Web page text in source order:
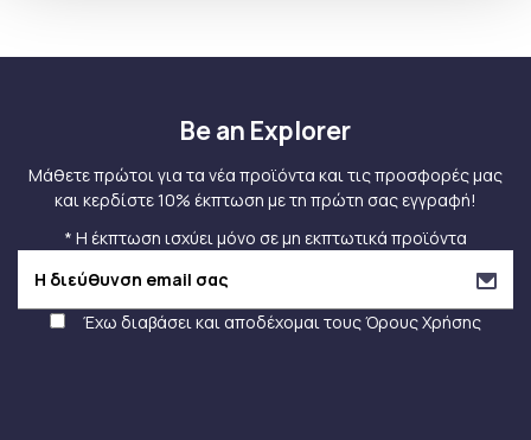
Be an Explorer
Μάθετε πρώτοι για τα νέα προϊόντα και τις προσφορές μας
και κερδίστε 10% έκπτωση με τη πρώτη σας εγγραφή!
* Η έκπτωση ισχύει μόνο σε μη εκπτωτικά προϊόντα
Έχω διαβάσει και αποδέχομαι τουςΌρους Χρήσης